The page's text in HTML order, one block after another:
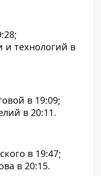
и технологий в
в 19:09;
в 20:11.
в 19:47;
в 20:15.